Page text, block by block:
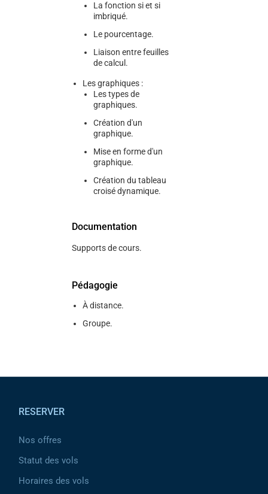
La fonction si et si
imbriqué.
Le pourcentage.
Liaison entre feuilles
de calcul.
Les graphiques :
Les types de
graphiques.
Création d'un
graphique.
Mise en forme d'un
graphique.
Création du tableau
croisé dynamique.
Documentation
Supports de cours.
Pédagogie
À distance.
Groupe.
RESERVER
Nos offres
Statut des vols
Horaires des vols